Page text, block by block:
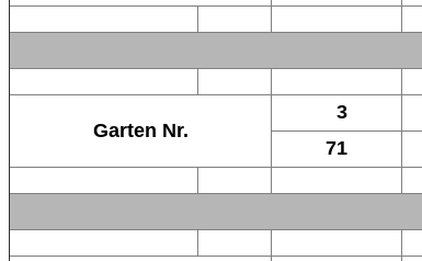
Garten Nr.
3
71